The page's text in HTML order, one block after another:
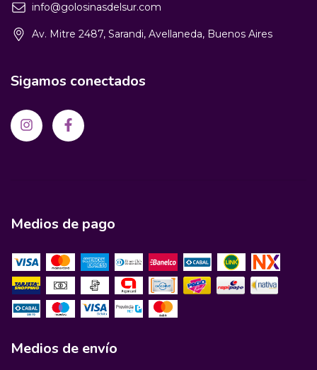
info@golosinasdelsur.com
Av. Mitre 2487, Sarandi, Avellaneda, Buenos Aires
Sigamos conectados
Medios de pago
Medios de envío